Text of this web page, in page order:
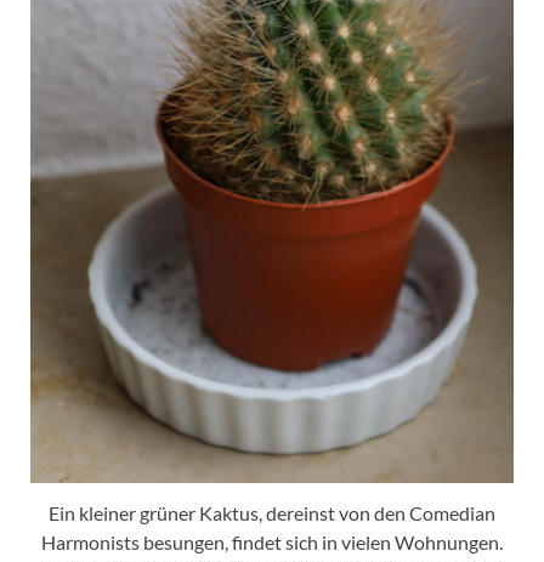
Ein kleiner grüner Kaktus, dereinst von den Comedian
Harmonists besungen, findet sich in vielen Wohnungen.